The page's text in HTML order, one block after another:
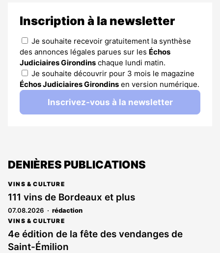
Inscription à la newsletter
Je souhaite recevoir gratuitement la synthèse
des annonces légales parues sur les Échos
Judiciaires Girondins chaque lundi matin.
Je souhaite découvrir pour 3 mois le magazine
Échos Judiciaires Girondins en version numérique.
Inscrivez-vous à la newsletter
DENIÈRES PUBLICATIONS
VINS & CULTURE
111 vins de Bordeaux et plus
07.08.2026 rédaction
VINS & CULTURE
4e édition de la fête des vendanges de
Saint-Émilion